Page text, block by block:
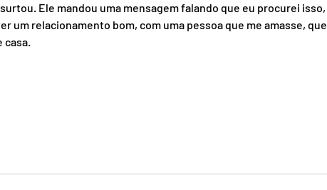
Ele mandou uma mensagem falando que eu procurei isso,
um relacionamento bom, com uma pessoa que me amasse, que
casa.